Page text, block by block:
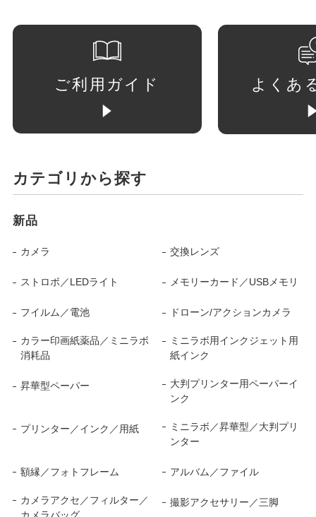
ご利用ガイド よくあ
カテゴリから探す
新品
カメラ 交換レンズ
ストロボ／LEDライト メモリーカード／USBメモリ
フイルム／電池 ドローン/アクションカメラ
カラー印画紙薬品／ミニラボ
消耗品
ミニラボ用インクジェット用
紙インク
昇華型ペーパー
大判プリンター用ペーパーイ
ンク
プリンター／インク／用紙
ミニラボ／昇華型／大判プリ
ンター
額縁／フォトフレーム アルバム／ファイル
カメラアクセ／フィルター／
カメラバッグ
撮影アクセサリー／三脚